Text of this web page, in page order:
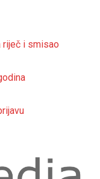
riječ i smisao